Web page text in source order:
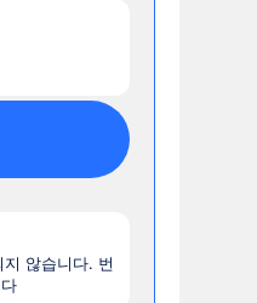
않습니다. 번